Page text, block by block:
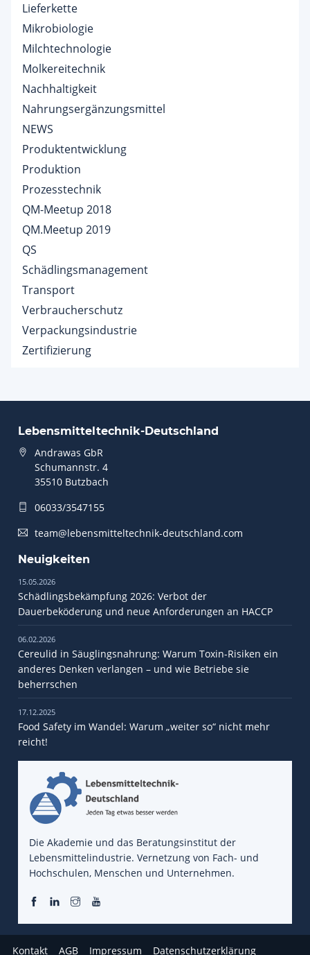
Lieferkette
Mikrobiologie
Milchtechnologie
Molkereitechnik
Nachhaltigkeit
Nahrungsergänzungsmittel
NEWS
Produktentwicklung
Produktion
Prozesstechnik
QM-Meetup 2018
QM.Meetup 2019
QS
Schädlingsmanagement
Transport
Verbraucherschutz
Verpackungsindustrie
Zertifizierung
Lebensmitteltechnik-Deutschland
Andrawas GbR
Schumannstr. 4
35510 Butzbach
06033/3547155
team@lebensmitteltechnik-deutschland.com
Neuigkeiten
15.05.2026
Schädlingsbekämpfung 2026: Verbot der
Dauerbeköderung und neue Anforderungen an HACCP
06.02.2026
Cereulid in Säuglingsnahrung: Warum Toxin-Risiken ein
anderes Denken verlangen – und wie Betriebe sie
beherrschen
17.12.2025
Food Safety im Wandel: Warum „weiter so“ nicht mehr
reicht!
Die Akademie und das Beratungsinstitut der
Lebensmittelindustrie. Vernetzung von Fach- und
Hochschulen, Menschen und Unternehmen.
Kontakt AGB Impressum Datenschutzerklärung